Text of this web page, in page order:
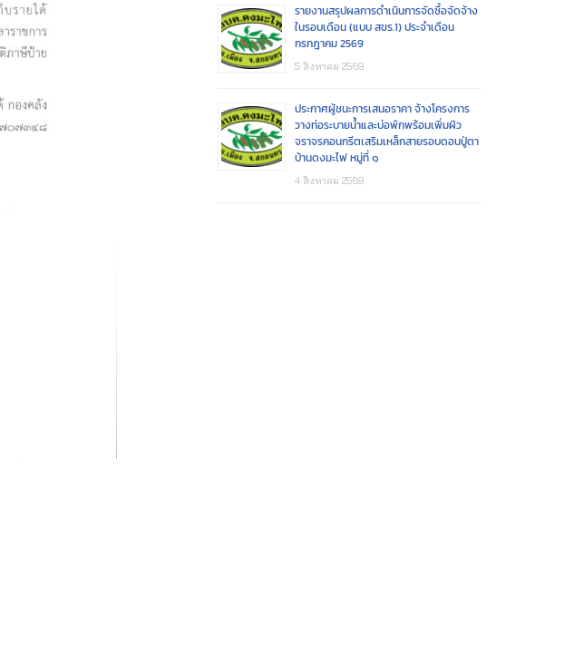
รายงานสรุปผลการดำเนินการจัดซื้อจัดจ้าง
ในรอบเดือน (แบบ สขร.1) ประจำเดือน
กรกฎาคม 2569
5 สิงหาคม 2569
ประกาศผู้ชนะการเสนอราคา จ้างโครงการ
วางท่อระบายน้ำและบ่อพักพร้อมเพิ่มผิว
จราจรคอนกรีตเสริมเหล็กสายรอบดอนปู่ตา
บ้านดงมะไฟ หมู่ที่ ๑
4 สิงหาคม 2569